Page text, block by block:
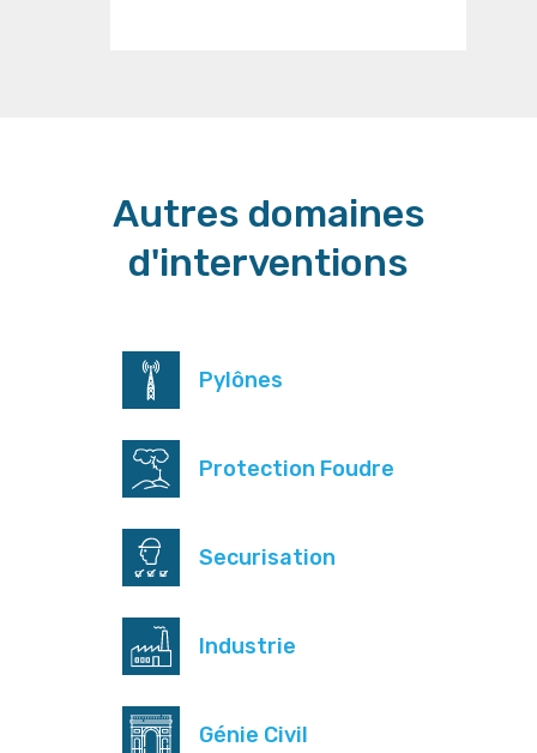
Autres domaines
d'interventions
Pylônes
Protection Foudre
Securisation
Industrie
Génie Civil